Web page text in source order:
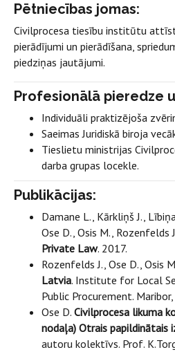
Pētniecības jomas:
Civilprocesa tiesību institūtu
pierādījumi un pierādīšana,
piedziņas jautājumi.
Profesionālā pieredze
Individuāli praktizējoša
Saeimas Juridiskā biroja
Tieslietu ministrijas
darba grupas locekle.
Publikācijas:
Damane L., Kārkliņš J.,
Ose D., Osis M., Rozenfelds
Private Law. 2017.
Rozenfelds J., Ose D., Osis
Latvia. Institute for Local
Public Procurement.
Ose D. Civilprocesa likuma
nodaļa) Otrais papildinātais
autoru kolektīvs. Prof.